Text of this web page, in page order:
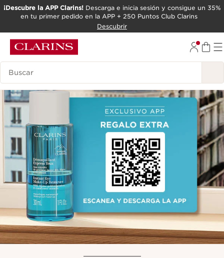
IR AL CONTENIDO
¡Descubre la APP Clarins!Descarga e inicia sesión y consigue un 35%
en tu primer pedido en la APP + 250 Puntos Club Clarins
Descubrir
Leyenda